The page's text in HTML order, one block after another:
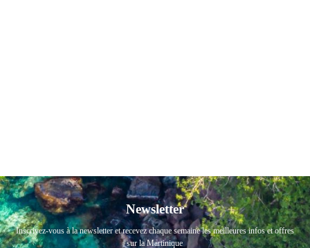
Newsletter
Inscrivez-vous à la newsletter et recevez chaque semaine les meilleures infos et offres
sur la Martinique